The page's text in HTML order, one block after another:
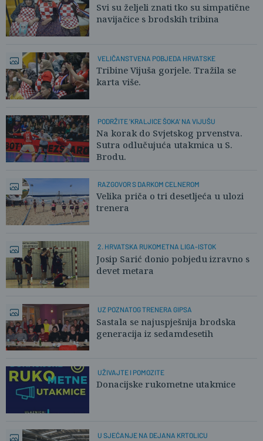
Svi su željeli znati tko su simpatične
navijačice s brodskih tribina
VELIČANSTVENA POBJEDA HRVATSKE
Tribine Vijuša gorjele. Tražila se
karta više.
PODRŽITE 'KRALJICE ŠOKA' NA VIJUŠU
Na korak do Svjetskog prvenstva.
Sutra odlučujuća utakmica u S.
Brodu.
RAZGOVOR S DARKOM CELNEROM
Velika priča o tri desetljeća u ulozi
trenera
2. HRVATSKA RUKOMETNA LIGA-ISTOK
Josip Sarić donio pobjedu izravno s
devet metara
UZ POZNATOG TRENERA GIPSA
Sastala se najuspješnija brodska
generacija iz sedamdesetih
UŽIVAJTE I POMOZITE
Donacijske rukometne utakmice
U SJEĆANJE NA DEJANA KRTOLICU